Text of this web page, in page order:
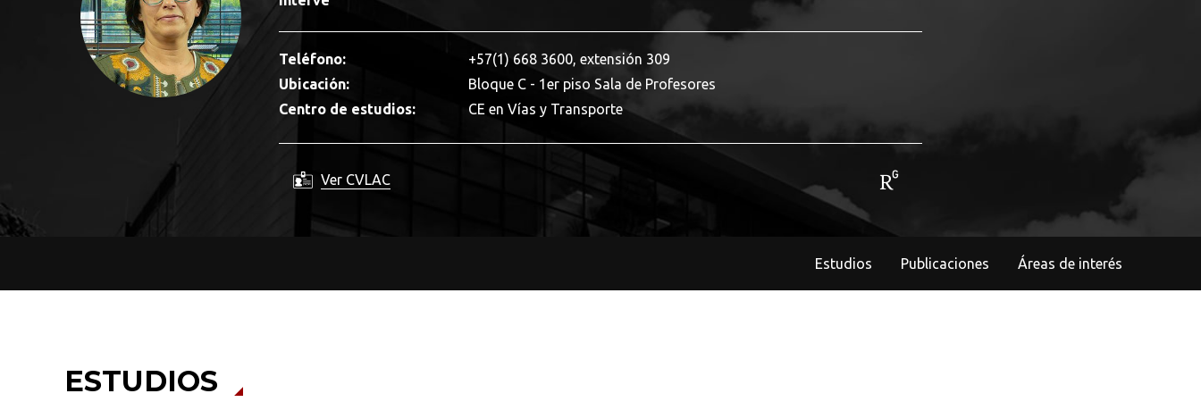
Teléfono:
+57(1) 668 3600, extensión 309
Ubicación:
Bloque C - 1er piso Sala de Profesores
Centro de estudios:
CE en Vías y Transporte
Ver CVLAC
Estudios Publicaciones Áreas de interés
ESTUDIOS